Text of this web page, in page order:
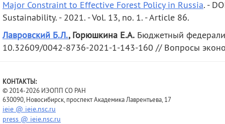
Major Constraint to Effective Forest Policy in Russia. -
Sustainability. - 2021. - Vol. 13, no. 1. - Article 86.
Лавровский Б.Л., Горюшкина Е.А. Бюджетный
10.32609/0042-8736-2021-1-143-160 // Вопросы
КОНТАКТЫ:
© 2014-2026 ИЭОПП СО РАН
630090, Новосибирск, проспект Академика Лаврентьева, 17
ieie @ ieie.nsc.ru
press @ ieie.nsc.ru